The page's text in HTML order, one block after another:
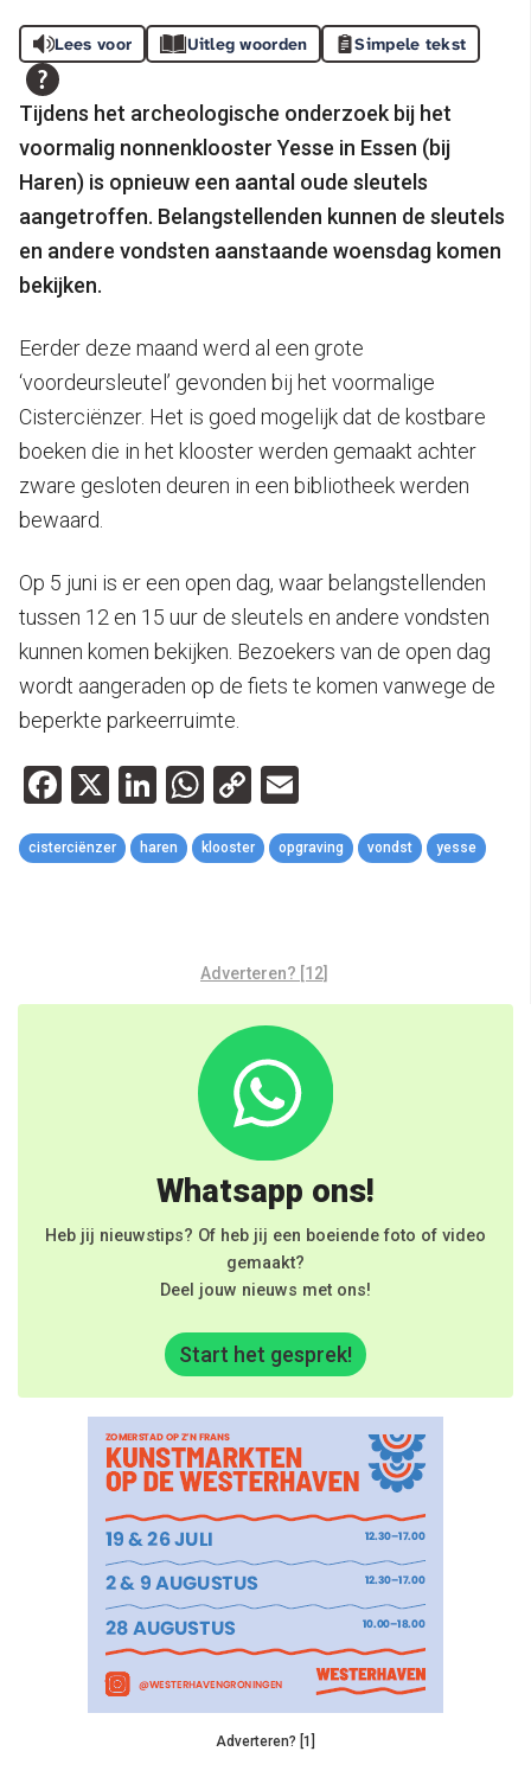
Lees voor Uitleg woorden Simpele tekst
Tijdens het archeologische onderzoek bij het
voormalig nonnenklooster Yesse in Essen (bij
Haren) is opnieuw een aantal oude sleutels
aangetroffen. Belangstellenden kunnen de sleutels
en andere vondsten aanstaande woensdag komen
bekijken.
Eerder deze maand werd al een grote
‘voordeursleutel’ gevonden bij het voormalige
Cisterciënzer. Het is goed mogelijk dat de kostbare
boeken die in het klooster werden gemaakt achter
zware gesloten deuren in een bibliotheek werden
bewaard.
Op 5 juni is er een open dag, waar belangstellenden
tussen 12 en 15 uur de sleutels en andere vondsten
kunnen komen bekijken. Bezoekers van de open dag
wordt aangeraden op de fiets te komen vanwege de
beperkte parkeerruimte.
Facebook
X LinkedIn
WhatsApp
Copy
Link
cisterciënzer haren klooster opgraving vondst yesse
Adverteren? [12]
Whatsapp ons!
Heb jij nieuwstips? Of heb jij een boeiende foto of video
gemaakt?
Deel jouw nieuws met ons!
Start het gesprek!
Adverteren? [1]